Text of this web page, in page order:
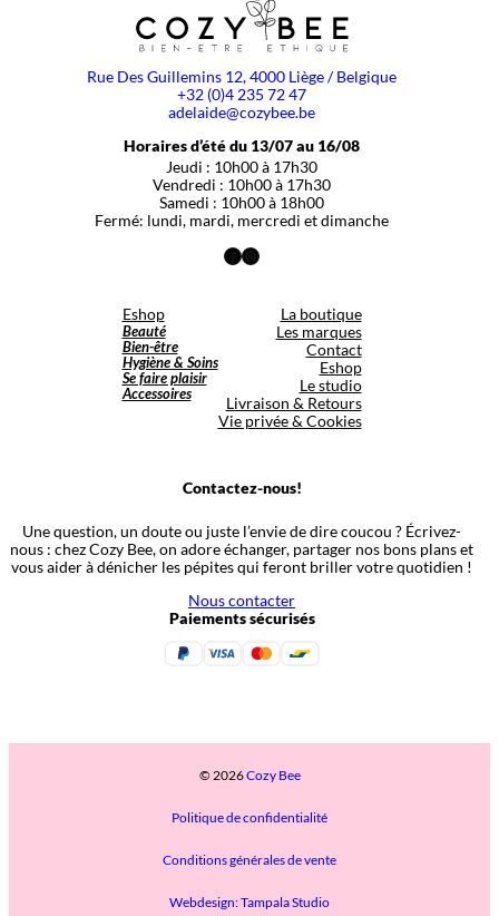
Rue Des Guillemins 12, 4000 Liège / Belgique
+32 (0)4 235 72 47
adelaide@cozybee.be
Horaires d’été du 13/07 au 16/08
Jeudi : 10h00 à 17h30
Vendredi : 10h00 à 17h30
Samedi : 10h00 à 18h00
Fermé: lundi, mardi, mercredi et dimanche
Facebook
Instagram
Eshop
Beauté
Bien-être
Hygiène & Soins
Se faire plaisir
Accessoires
La boutique
Les marques
Contact
Eshop
Le studio
Livraison & Retours
Vie privée & Cookies
Contactez-nous!
Une question, un doute ou juste l’envie de dire coucou ? Écrivez-
nous : chez Cozy Bee, on adore échanger, partager nos bons plans et
vous aider à dénicher les pépites qui feront briller votre quotidien !
Nous contacter
Paiements sécurisés
© 2026Cozy Bee
Politique de confidentialité
Conditions générales de vente
Webdesign: Tampala Studio